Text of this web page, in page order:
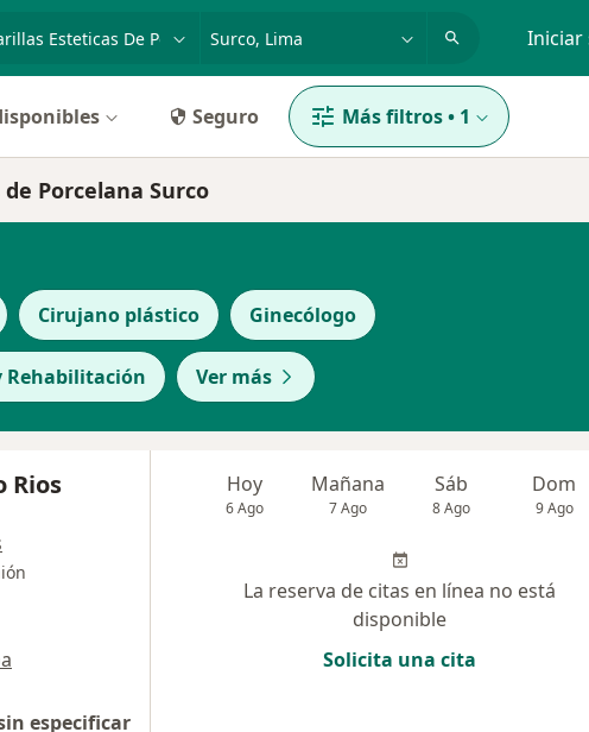
Iniciar
Seguro Más filtros• 1
Porcelana Surco
Cirujano plástico Ginecólogo
Rehabilitación Ver más
Rios
especificar
Hoy
6 Ago
Mañana
7 Ago
Sáb
8 Ago
Dom
9 Ago
La reserva de citas en línea no está
disponible
Solicita una cita